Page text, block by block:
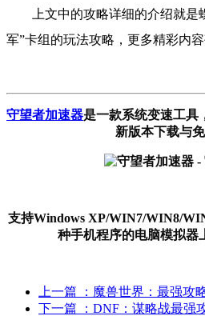
上文中的攻略详细的介绍就
军”卡组的玩法攻略，更多精彩内
守望者加速器是一款系统变速工具
新版本下载与
支持Windows XP/WIN7/WIN8/
种手机程序的电脑模拟器
上一篇
：魔兽世界：最强攻
下一篇
：DNF：谋略战最强